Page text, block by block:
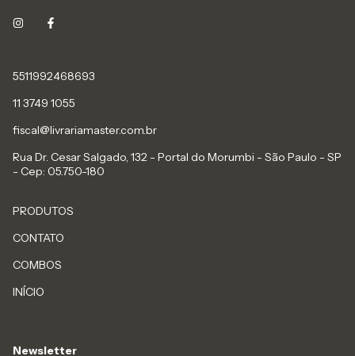
5511992468693
11 3749 1055
fiscal@livrariamaster.com.br
Rua Dr. Cesar Salgado, 132 - Portal do Morumbi - São Paulo - SP
- Cep: 05.750-180
PRODUTOS
CONTATO
COMBOS
INÍCIO
Newsletter